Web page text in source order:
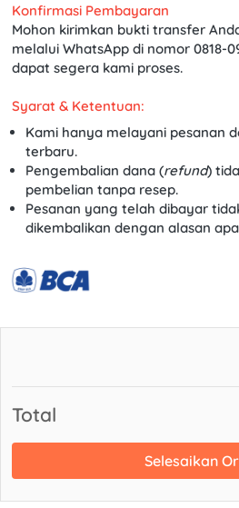
Konfirmasi Pembayaran
Mohon kirimkan bukti transfer
melalui WhatsApp di nomor 0818-
dapat segera kami proses.
Syarat & Ketentuan:
Kami hanya melayani pesanan
terbaru.
Pengembalian dana (refund)
pembelian tanpa resep.
Pesanan yang telah dibayar
dikembalikan dengan alasan
Total
`Selesaikan